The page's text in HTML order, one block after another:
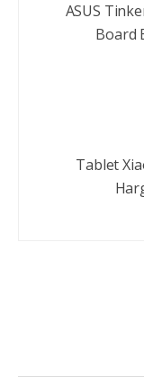
ASUS
Board
Tablet